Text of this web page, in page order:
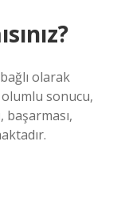
olarak
sonucu,